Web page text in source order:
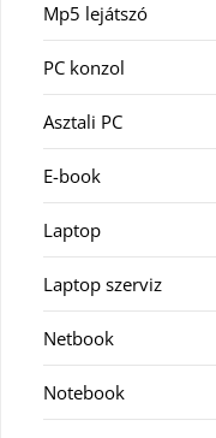
Mp5 lejátszó
PC konzol
Asztali PC
E-book
Laptop
Laptop szerviz
Netbook
Notebook